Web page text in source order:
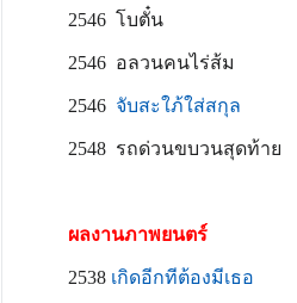
2546 โบตั๋น
2546 อลวนคนไร่ส้ม
2546 จับสะใภ้ใส่สกุล
2548 รถด่วนขบวนสุดท้าย
ผลงานภาพยนตร์
2538 เกิดอีกทีต้องมีเธอ